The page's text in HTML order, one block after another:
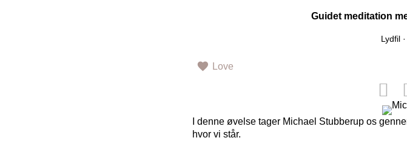
Guidet meditation
Lydfil ·
Love
I denne øvelse tager Michael Stubberup os
hvor vi står.